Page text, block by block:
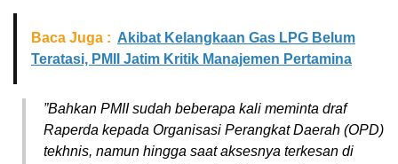
Baca Juga : Akibat Kelangkaan Gas LPG Belum
Teratasi, PMII Jatim Kritik Manajemen Pertamina
”Bahkan PMII sudah beberapa kali meminta draf
Raperda kepada Organisasi Perangkat Daerah (OPD)
tekhnis, namun hingga saat aksesnya terkesan di